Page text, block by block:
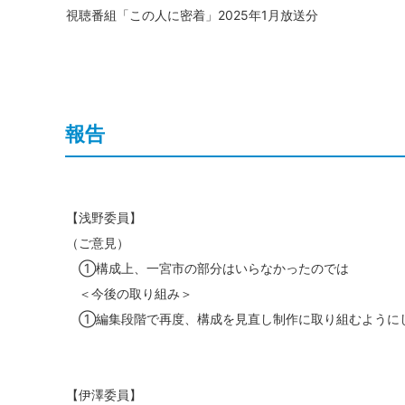
視聴番組「この人に密着」2025年1月放送分
報告
【浅野委員】
（ご意見）
①構成上、一宮市の部分はいらなかったのでは
＜今後の取り組み＞
①編集段階で再度、構成を見直し制作に取り組むように
【伊澤委員】